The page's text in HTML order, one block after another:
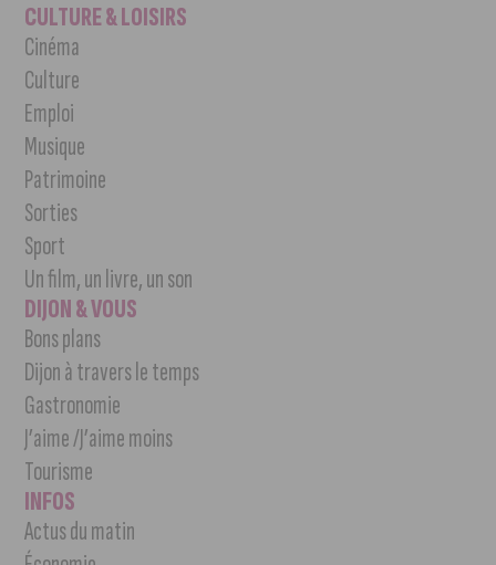
CULTURE & LOISIRS
Cinéma
Culture
Emploi
Musique
Patrimoine
Sorties
Sport
Un film, un livre, un son
DIJON & VOUS
Bons plans
Dijon à travers le temps
Gastronomie
J’aime /J’aime moins
Tourisme
INFOS
Actus du matin